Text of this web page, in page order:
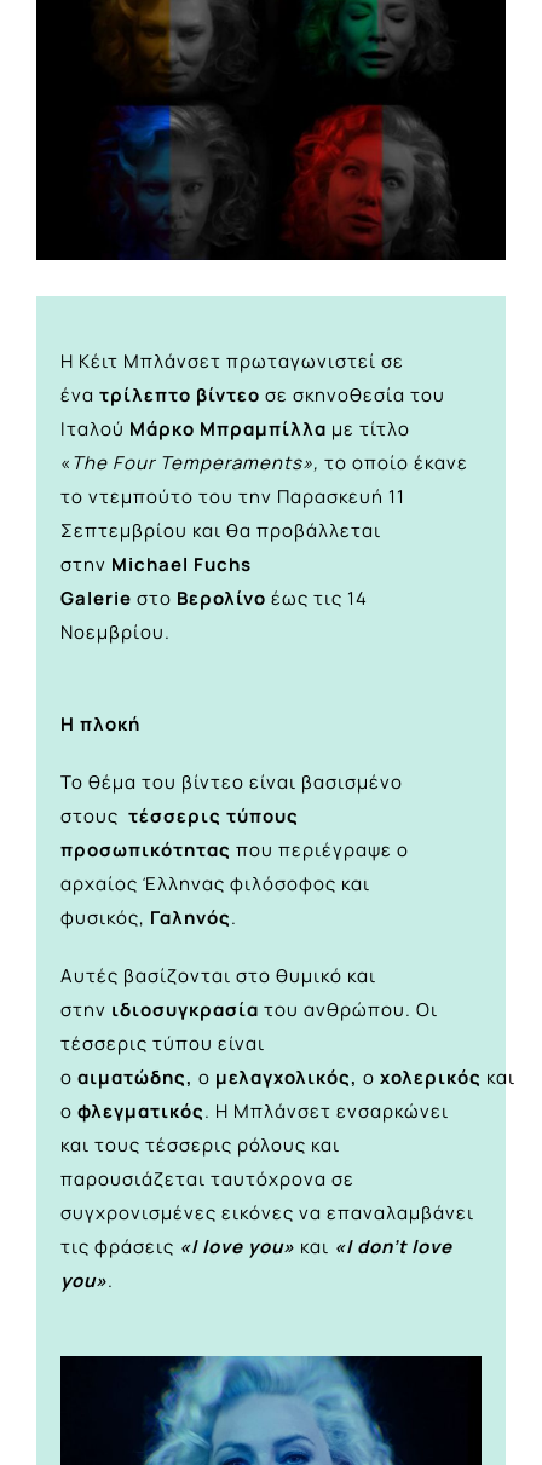
Η Κέιτ Μπλάνσετ πρωταγωνιστεί σε
ένα τρίλεπτο βίντεο σε σκηνοθεσία του
Ιταλού Μάρκο Μπραμπίλλα με τίτλο
«The Four Temperaments», το οποίο έκανε
το ντεμπούτο του την Παρασκευή 11
Σεπτεμβρίου και θα προβάλλεται
στην Michael Fuchs
Galerie στο Βερολίνο έως τις 14
Νοεμβρίου.
Η πλοκή
Το θέμα του βίντεο είναι βασισμένο
στους τέσσερις τύπους
προσωπικότητας που περιέγραψε ο
αρχαίος Έλληνας φιλόσοφος και
φυσικός, Γαληνός.
Αυτές βασίζονται στο θυμικό και
στην ιδιοσυγκρασία του ανθρώπου. Οι
τέσσερις τύπου είναι
ο αιματώδης, ο μελαγχολικός, ο χολερικός και
ο φλεγματικός. Η Μπλάνσετ ενσαρκώνει
και τους τέσσερις ρόλους και
παρουσιάζεται ταυτόχρονα σε
συγχρονισμένες εικόνες να επαναλαμβάνει
τις φράσεις «I love you» και «I don’t love
you».